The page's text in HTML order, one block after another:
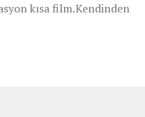
kısa film.Kendinden